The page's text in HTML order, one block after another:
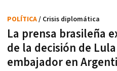
La prensa brasileña
de la decisión de
embajador en
POLÍTICA/ Crisis diplomática